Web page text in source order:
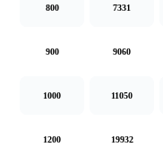
800 7331
900 9060
1000 11050
1200 19932